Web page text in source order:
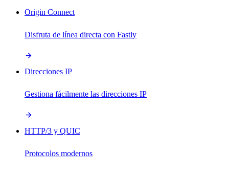
Origin Connect
Disfruta de línea directa con Fastly
Direcciones IP
Gestiona fácilmente las direcciones IP
HTTP/3 y QUIC
Protocolos modernos